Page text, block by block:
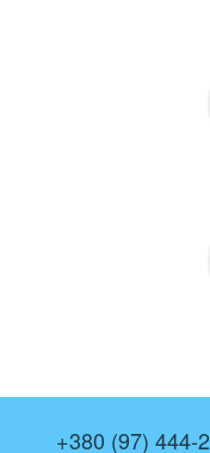
+380 (97) 444-